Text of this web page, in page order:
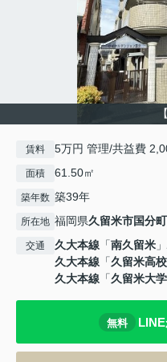
賃料 5万円 管理/共益費
面積 61.50㎡
築年数 築39年
所在地 福岡県久留米市国分町
交通 久大本線 「南久留米
久大本線 「久留米高
久大本線 「久留米大
無料